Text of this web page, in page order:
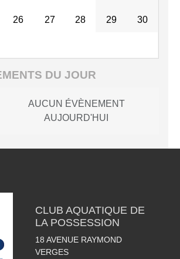
26 27 28 29 30
DU JOUR
AUCUN ÉVÈNEMENT
AUJOURD'HUI
CLUB AQUATIQUE DE
LA POSSESSION
18 AVENUE RAYMOND
VERGES